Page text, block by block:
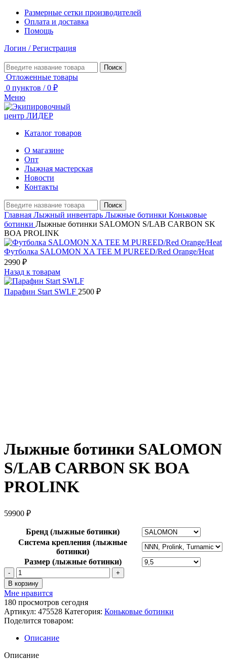
Размерные сетки производителей
Оплата и доставка
Помощь
Логин / Регистрация
Поиск
Отложенные товары
0 пунктов / 0 ₽
Меню
Каталог товаров
О магазине
Опт
Лыжная мастерская
Новости
Контакты
Поиск
Главная Лыжный инвентарь Лыжные ботинки Коньковые
ботинки Лыжные ботинки SALOMON S/LAB CARBON SK
BOA PROLINK
Футболка SALOMON XA TEE M PUREED/Red Orange/Heat
2990 ₽
Назад к товарам
Парафин Start SWLF 2500 ₽
Лыжные ботинки SALOMON
S/LAB CARBON SK BOA
PROLINK
59900 ₽
Бренд (лыжные ботинки)
Система крепления (лыжные
ботинки)
Размер (лыжные ботинки)
Количество
товара
Лыжные
ботинки
SALOMON
S/LAB
CARBON
SK
BOA
PROLINK
В корзину
Мне нравится
180 просмотров сегодня
Артикул: 475528 Категория: Коньковые ботинки
Поделится товаром:
Описание
Описание